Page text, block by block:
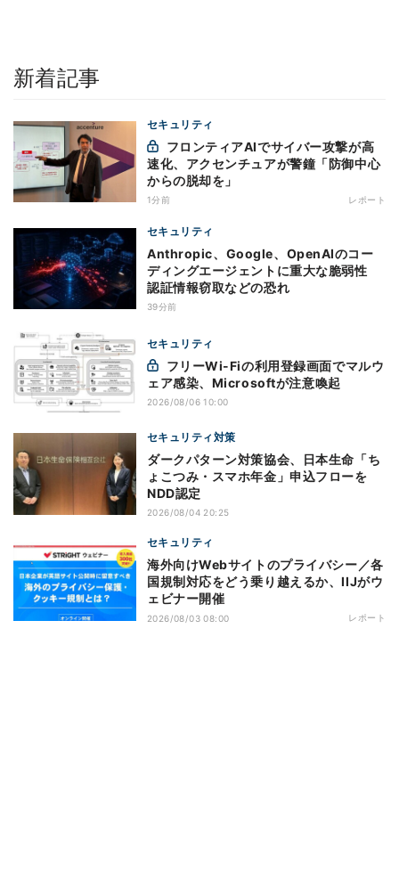
新着記事
セキュリティ
速化、アクセンチュアが警鐘「防御中心
からの脱却を」
1分前 レポート
セキュリティ
Anthropic、Google、OpenAIのコー
ディングエージェントに重大な脆弱性
認証情報窃取などの恐れ
39分前
セキュリティ
ェア感染、Microsoftが注意喚起
2026/08/06 10:00
セキュリティ対策
ダークパターン対策協会、日本生命「ち
ょこつみ・スマホ年金」申込フローを
NDD認定
2026/08/04 20:25
セキュリティ
海外向けWebサイトのプライバシー／各
国規制対応をどう乗り越えるか、IIJがウ
ェビナー開催
2026/08/03 08:00 レポート